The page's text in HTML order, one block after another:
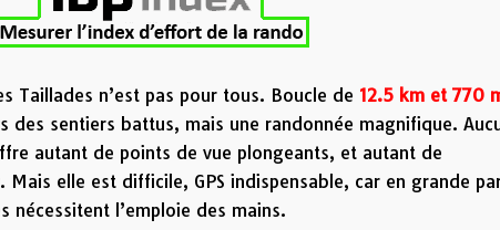
Taillades n’est pas pour tous. Boucle de 12.5 km et 770
des sentiers battus, mais une randonnée magnifique.
autant de points de vue plongeants, et autant de
elle est difficile, GPS indispensable, car en grande
nécessitent l’emploie des mains.